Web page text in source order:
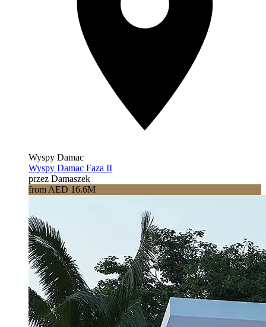
Wyspy Damac
Wyspy Damac Faza II
przez Damaszek
from AED 16.6M